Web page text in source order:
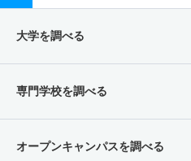
大学を調べる
専門学校を調べる
オープンキャンパスを調べる